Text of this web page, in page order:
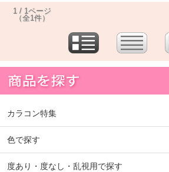
1 / 1ページ
（全1件）
カラコン特集
色で探す
度あり・度なし・乱視用で探す